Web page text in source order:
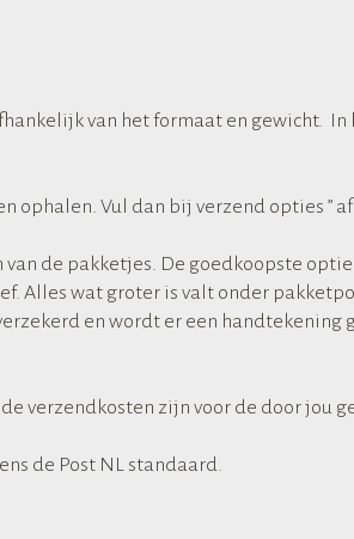
van het formaat en gewicht.
ophalen. Vul dan bij verzend opties ”
de pakketjes. De goedkoopste
Alles wat groter is valt onder
en wordt er een handtekening
verzendkosten zijn voor de door jou
de Post NL standaard.